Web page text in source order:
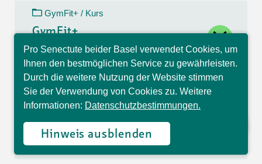
GymFit+ / Kurs
GymFit+
10.08.26 - 14.12.26
Montag
09:30 - 10:30 Uhr
Theodorskirchplatz 7, Basel
CHF 170.00
17 Lektionen
Pro Senectute beider Basel verwendet Cookies, um
Ihnen den bestmöglichen Service zu gewährleisten.
Durch die weitere Nutzung der Website stimmen
Sie der Verwendung von Cookies zu. Weitere
Informationen: Datenschutzbestimmungen.
Hinweis ausblenden
Hallo, ich bin Sophia und
beantworte gerne Ihre
Fragen.
close